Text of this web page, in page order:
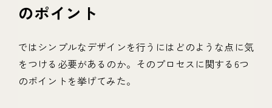
のポイント
ではシンプルなデザインを行うにはどのような点に気
をつける必要があるのか。そのプロセスに関する6つ
のポイントを挙げてみた。